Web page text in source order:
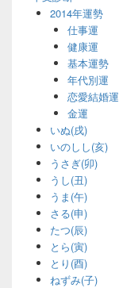
2014年運勢
仕事運
健康運
基本運勢
年代別運
恋愛結婚運
金運
いぬ(戌)
いのしし(亥)
うさぎ(卯)
うし(丑)
うま(午)
さる(申)
たつ(辰)
とら(寅)
とり(酉)
ねずみ(子)